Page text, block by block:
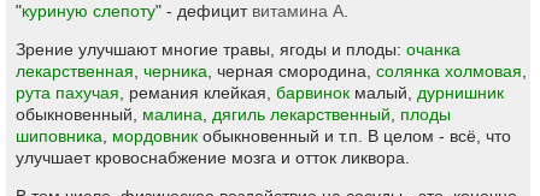
"куриную слепоту" - дефицит витамина А
Зрение улучшают многие травы, ягоды и плоды: очанка
лекарственная черника , черная смородина, солянка холмовая
рута пахучая , ремания клейкая, барвинок малый, дурнишник
обыкновенный, малина дягиль лекарственный
плоды
шиповника
мордовник обыкновенный и т.п. В целом - всё, что
улучшает кровоснабжение мозга и отток ликвора.